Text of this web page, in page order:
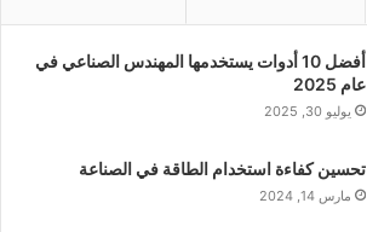
أفضل 10 أدوات يستخدمها المهندس الصناعي في
عام 2025
يوليو 30, 2025
تحسين كفاءة استخدام الطاقة في الصناعة
مارس 14, 2024